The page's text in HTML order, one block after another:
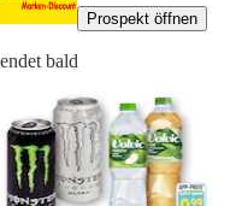
Prospekt öffnen
endet bald